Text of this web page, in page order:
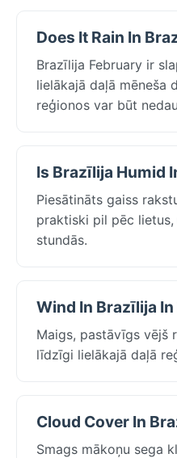
Does It Rain In
Brazīlija February ir
lielākajā daļā mēneša
reģionos var būt
Is Brazīlija Humid
Piesātināts gaiss
praktiski pil pēc
stundās.
Wind In Brazīlija
Maigs, pastāvīgs vējš
līdzīgi lielākajā daļā
Cloud Cover In
Smags mākoņu sega